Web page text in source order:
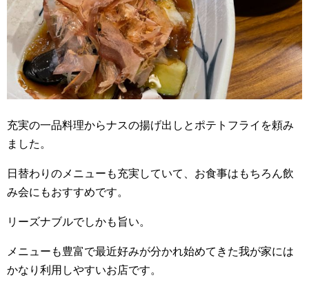
充実の一品料理からナスの揚げ出しとポテトフライを頼み
ました。
日替わりのメニューも充実していて、お食事はもちろん飲
み会にもおすすめです。
リーズナブルでしかも旨い。
メニューも豊富で最近好みが分かれ始めてきた我が家には
かなり利用しやすいお店です。